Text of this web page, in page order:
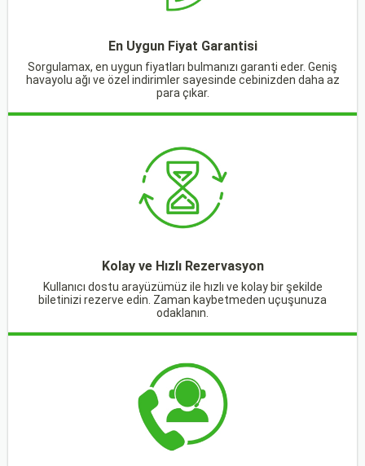
En Uygun Fiyat Garantisi
Sorgulamax, en uygun fiyatları bulmanızı garanti eder. Geniş
havayolu ağı ve özel indirimler sayesinde cebinizden daha az
para çıkar.
Kolay ve Hızlı Rezervasyon
Kullanıcı dostu arayüzümüz ile hızlı ve kolay bir şekilde
biletinizi rezerve edin. Zaman kaybetmeden uçuşunuza
odaklanın.